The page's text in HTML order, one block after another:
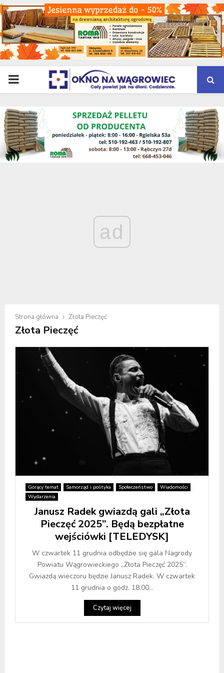
PRIMARY
MENU
ad
Strona główna Złota Pieczęć
Złota Pieczęć
Gorący temat Samorząd i polityka Społeczeństwo
Wiadomości
Wydarzenia
Janusz Radek gwiazdą gali „Złota
Pieczęć 2025”. Będą bezpłatne
wejściówki [TELEDYSK]
W czwartek 11 grudnia odbędzie się gala Nagrody
Powiatu Wągrowieckiego „Złota Pieczęć 2025”.
Gwiazdą wieczoru będzie Janusz Radek. W czwartek
11 grudnia o godz. 18.00...
Czytaj więcej